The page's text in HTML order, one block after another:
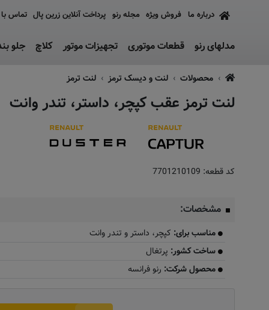
درباره ما فروش ویژه مجله رنو پرداخت آنلاین زرین پال تماس
مدلهای رنو قطعات موتوری تجهیزات موتور کلاچ جلو
محصولات لنت و دیسک ترمز لنت ترمز
لنت ترمز عقب کپچر، داستر، تندر وانت
کد قطعه: 7701210109
مشخصات:
مناسب برای: کپچر، داستر و تندر وانت
ساخت کشور: پرتغال
محصول شرکت: رنو فرانسه